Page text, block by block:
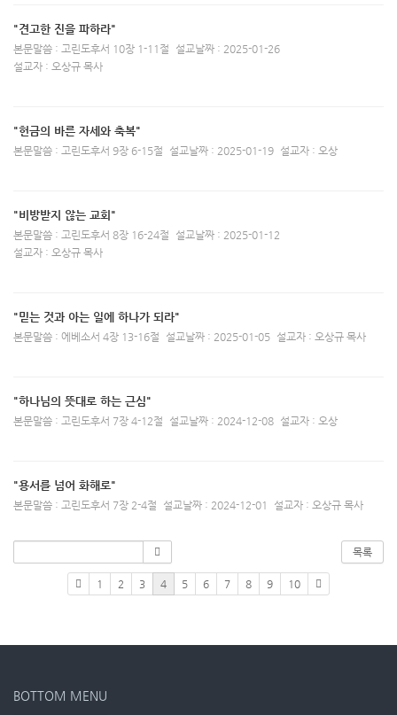
"견고한 진을 파하라"
본문말씀 : 고린도후서 10장 1-11절
설교날짜 : 2025-01-26
설교자 : 오상규 목사
"헌금의 바른 자세와 축복"
본문말씀 : 고린도후서 9장 6-15절 설교날짜 : 2025-01-19 설교자 : 오상
"비방받지 않는 교회"
본문말씀 : 고린도후서 8장 16-24절
설교날짜 : 2025-01-12
설교자 : 오상규 목사
"믿는 것과 아는 일에 하나가 되라"
본문말씀 : 에베소서 4장 13-16절 설교날짜 : 2025-01-05 설교자 : 오상규 목사
"하나님의 뜻대로 하는 근심"
본문말씀 : 고린도후서 7장 4-12절 설교날짜 : 2024-12-08 설교자 : 오상
"용서를 넘어 화해로"
본문말씀 : 고린도후서 7장 2-4절 설교날짜 : 2024-12-01 설교자 : 오상규 목사
목록
1 2 3 4 5 6 7 8 9 10
BOTTOM MENU